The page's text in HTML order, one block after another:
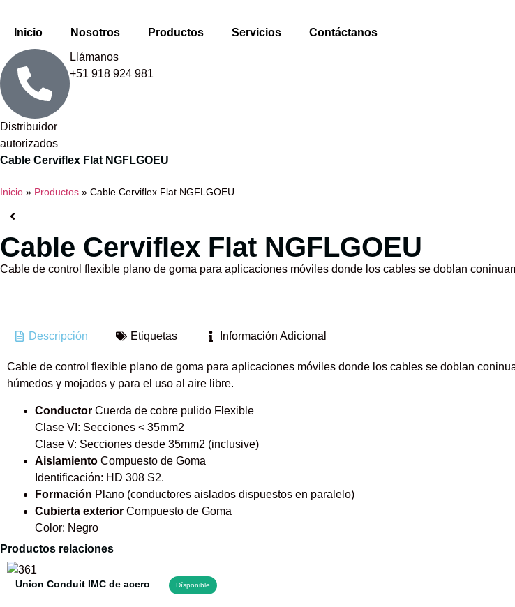
Inicio Nosotros Productos Servicios Contáctanos
Llámanos
+51 918 924 981
Distribuidor
autorizados
Cable Cerviflex Flat NGFLGOEU
Inicio » Productos » Cable Cerviflex Flat NGFLGOEU
Cable Cerviflex Flat NGFLGOEU
Cable de control flexible plano de goma para aplicaciones móviles donde los cables se doblan
Descripción Etiquetas Información Adicional
Cable de control flexible plano de goma para aplicaciones móviles donde los cables se doblan
húmedos y mojados y para el uso al aire libre.
Conductor Cuerda de cobre pulido Flexible
Clase VI: Secciones < 35mm2
Clase V: Secciones desde 35mm2 (inclusive)
Aislamiento Compuesto de Goma
Identificación: HD 308 S2.
Formación Plano (conductores aislados dispuestos en paralelo)
Cubierta exterior Compuesto de Goma
Color: Negro
Productos relaciones
Dísponible
Union Conduit IMC de acero